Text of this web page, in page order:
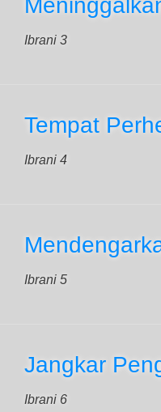
Ibrani 3
Tempat
Ibrani 4
Ibrani 5
Jangkar
Ibrani 6